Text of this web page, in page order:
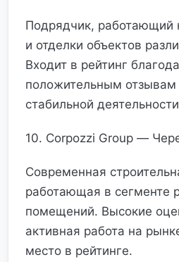
Подрядчик, работающий
и отделки объектов
Входит в рейтинг
положительным отзывам
стабильной
10. Corpozzi Group —
Современная
работающая в сегменте
помещений. Высокие
активная работа на
место в рейтинге.